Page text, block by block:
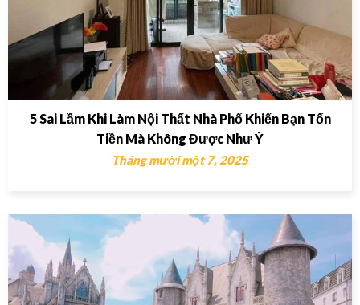
5 Sai Lầm Khi Làm Nội Thất Nhà Phố Khiến Bạn Tốn
Tiền Mà Không Được Như Ý
Tháng mười một 7, 2025